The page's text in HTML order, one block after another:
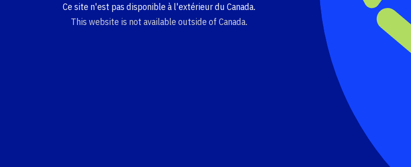
Ce site n'est pas disponible à l'extérieur du Canada.
This website is not available outside of Canada.